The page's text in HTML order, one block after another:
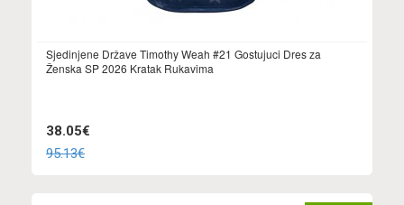
Sjedinjene Države Timothy Weah #21 Gostujuci Dres za
Ženska SP 2026 Kratak Rukavima
38.05€
95.13€